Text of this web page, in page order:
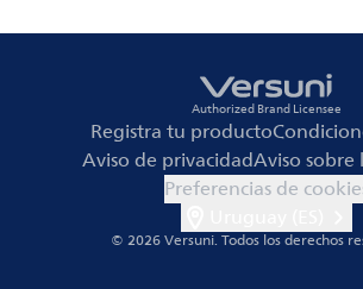
Authorized Brand Licensee
Registra tu producto
Aviso de privacidadAviso sobre
Preferencias de
© 2026 Versuni.Todos los derechos